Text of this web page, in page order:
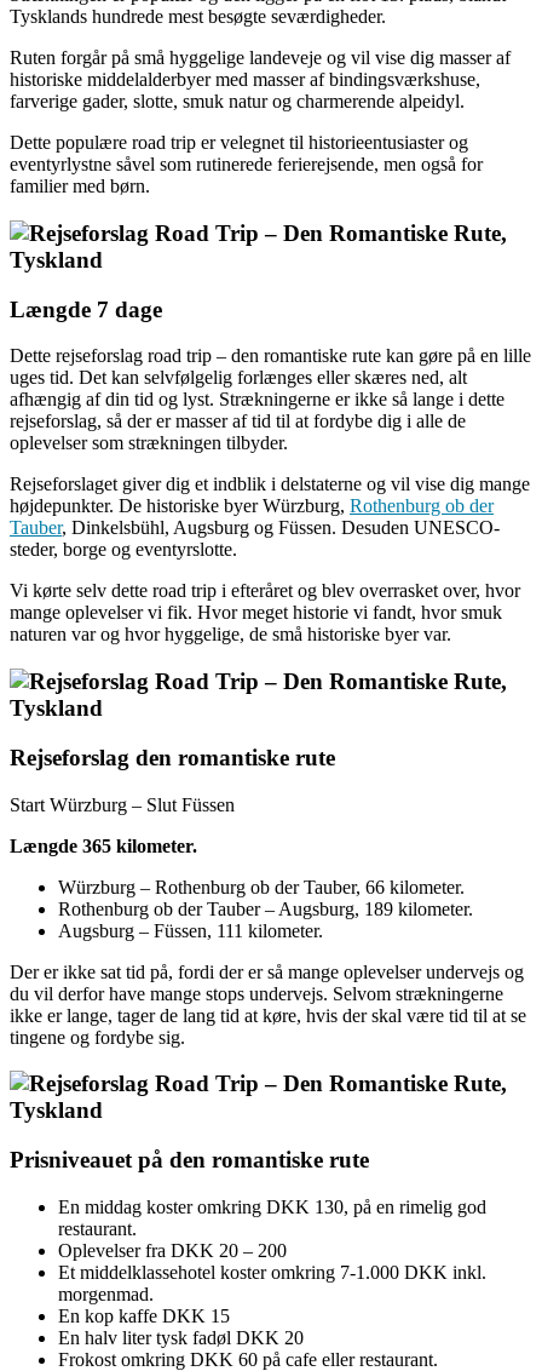
Tysklands hundrede mest besøgte seværdigheder.
Ruten forgår på små hyggelige landeveje og vil vise dig masser af
historiske middelalderbyer med masser af bindingsværkshuse,
farverige gader, slotte, smuk natur og charmerende alpeidyl.
Dette populære road trip er velegnet til historieentusiaster og
eventyrlystne såvel som rutinerede ferierejsende, men også for
familier med børn.
Længde 7 dage
Dette rejseforslag road trip – den romantiske rute kan gøre på en lille
uges tid. Det kan selvfølgelig forlænges eller skæres ned, alt
afhængig af din tid og lyst. Strækningerne er ikke så lange i dette
rejseforslag, så der er masser af tid til at fordybe dig i alle de
oplevelser som strækningen tilbyder.
Rejseforslaget giver dig et indblik i delstaterne og vil vise dig mange
højdepunkter. De historiske byer Würzburg, Rothenburg ob der
Tauber, Dinkelsbühl, Augsburg og Füssen. Desuden UNESCO-
steder, borge og eventyrslotte.
Vi kørte selv dette road trip i efteråret og blev overrasket over, hvor
mange oplevelser vi fik. Hvor meget historie vi fandt, hvor smuk
naturen var og hvor hyggelige, de små historiske byer var.
Rejseforslag den romantiske rute
Start Würzburg – Slut Füssen
Længde 365 kilometer.
Würzburg – Rothenburg ob der Tauber, 66 kilometer.
Rothenburg ob der Tauber – Augsburg, 189 kilometer.
Augsburg – Füssen, 111 kilometer.
Der er ikke sat tid på, fordi der er så mange oplevelser undervejs og
du vil derfor have mange stops undervejs. Selvom strækningerne
ikke er lange, tager de lang tid at køre, hvis der skal være tid til at se
tingene og fordybe sig.
Prisniveauet på den romantiske rute
En middag koster omkring DKK 130, på en rimelig god
restaurant.
Oplevelser fra DKK 20 – 200
Et middelklassehotel koster omkring 7-1.000 DKK inkl.
morgenmad.
En kop kaffe DKK 15
En halv liter tysk fadøl DKK 20
Frokost omkring DKK 60 på cafe eller restaurant.